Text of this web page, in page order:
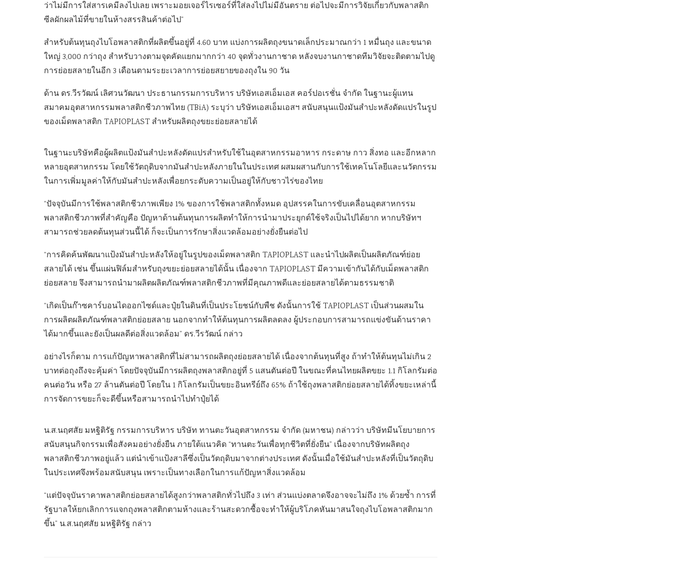
ว่าไม่มีการใส่สารเคมีลงไปเลย เพราะมอยเจอร์ไรเซอร์ที่ใส่ลงไปไม่มีอันตราย ต่อไปจะมีการวิจัยเกี่ยวกับพลาสติก
ซีลผักผลไม้ที่ขายในห้างสรรสินค้าต่อไป”
สำหรับต้นทุนถุงไบโอพลาสติกที่ผลิตขึ้นอยู่ที่ 4.60 บาท แบ่งการผลิตถุงขนาดเล็กประมาณกว่า 1 หมื่นถุง และขนาด
ใหญ่ 3,000 กว่าถุง สำหรับวางตามจุดคัดแยกมากกว่า 40 จุดทั่วงานกาชาด หลังจบงานกาชาดทีมวิจัยจะติดตามไปดู
การย่อยสลายในอีก 3 เดือนตามระยะเวลาการย่อยสยายของถุงใน 90 วัน
ด้าน ดร.วีรวัฒน์ เลิศวนวัฒนา ประธานกรรมการบริหาร บริษัทเอสเอ็มเอส คอร์ปอเรชั่น จำกัด ในฐานะผู้แทน
สมาคมอุตสาหกรรมพลาสติกชีวภาพไทย (TBiA) ระบุว่า บริษัทเอสเอ็มเอสฯ สนับสนุนแป้งมันสำปะหลังดัดแปรในรูป
ของเม็ดพลาสติก TAPIOPLAST สำหรับผลิตถุงขยะย่อยสลายได้
ในฐานะบริษัทคือผู้ผลิตแป้งมันสำปะหลังดัดแปรสำหรับใช้ในอุตสาหกรรมอาหาร กระดาษ กาว สิ่งทอ และอีกหลาก
หลายอุตสาหกรรม โดยใช้วัตถุดิบจากมันสำปะหลังภายในในประเทศ ผสมผสานกับการใช้เทคโนโลยีและนวัตกรรม
ในการเพิ่มมูลค่าให้กับมันสำปะหลังเพื่อยกระดับความเป็นอยู่ให้กับชาวไร่ของไทย
“ปัจจุบันมีการใช้พลาสติกชีวภาพเพียง 1% ของการใช้พลาสติกทั้งหมด อุปสรรคในการขับเคลื่อนอุตสาหกรรม
พลาสติกชีวภาพที่สำคัญคือ ปัญหาด้านต้นทุนการผลิตทำให้การนำมาประยุกต์ใช้จริงเป็นไปได้ยาก หากบริษัทฯ
สามารถช่วยลดต้นทุนส่วนนี้ได้ ก็จะเป็นการรักษาสิ่งแวดล้อมอย่างยั่งยืนต่อไป
“การคิดค้นพัฒนาแป้งมันสำปะหลังให้อยู่ในรูปของเม็ดพลาสติก TAPIOPLAST และนำไปผลิตเป็นผลิตภัณฑ์ย่อย
สลายได้ เช่น ขึ้นแผ่นฟิล์มสำหรับถุงขยะย่อยสลายได้นั้น เนื่องจาก TAPIOPLAST มีความเข้ากันได้กับเม็ดพลาสติก
ย่อยสลาย จึงสามารถนำมาผลิตผลิตภัณฑ์พลาสติกชีวภาพที่มีคุณภาพดีและย่อยสลายได้ตามธรรมชาติ
“เกิดเป็นก๊าซคาร์บอนไดออกไซด์และปุ๋ยในดินที่เป็นประโยชน์กับพืช ดังนั้นการใช้ TAPIOPLAST เป็นส่วนผสมใน
การผลิตผลิตภัณฑ์พลาสติกย่อยสลาย นอกจากทำให้ต้นทุนการผลิตลดลง ผู้ประกอบการสามารถแข่งขันด้านราคา
ได้มากขึ้นและยังเป็นผลดีต่อสิ่งแวดล้อม” ดร.วีรวัฒน์ กล่าว
อย่างไรก็ตาม การแก้ปัญหาพลาสติกที่ไม่สามารถผลิตถุงย่อยสลายได้ เนื่องจากต้นทุนที่สูง ถ้าทำให้ต้นทุนไม่เกิน 2
บาทต่อถุงถึงจะคุ้มค่า โดยปัจจุบันมีการผลิตถุงพลาสติกอยู่ที่ 5 แสนตันต่อปี ในขณะที่คนไทยผลิตขยะ 1.1 กิโลกรัมต่อ
คนต่อวัน หรือ 27 ล้านตันต่อปี โดยใน 1 กิโลกรัมเป็นขยะอินทรีย์ถึง 65% ถ้าใช้ถุงพลาสติกย่อยสลายได้ทิ้งขยะเหล่านี้
การจัดการขยะก็จะดีขึ้นหรือสามารถนำไปทำปุ๋ยได้
น.ส.นฤศสัย มหฐิติรัฐ กรรมการบริหาร บริษัท ทานตะวันอุตสาหกรรม จำกัด (มหาชน) กล่าวว่า บริษัทมีนโยบายการ
สนับสนุนกิจกรรมเพื่อสังคมอย่างยั่งยืน ภายใต้แนวคิด “ทานตะวันเพื่อทุกชีวิตที่ยั่งยืน” เนื่องจากบริษัทผลิตถุง
พลาสติกชีวภาพอยู่แล้ว แต่นำเข้าแป้งสาลีซึ่งเป็นวัตถุดิบมาจากต่างประเทศ ดังนั้นเมื่อใช้มันสำปะหลังที่เป็นวัตถุดิบ
ในประเทศจึงพร้อมสนับสนุน เพราะเป็นทางเลือกในการแก้ปัญหาสิ่งแวดล้อม
“แต่ปัจจุบันราคาพลาสติกย่อยสลายได้สูงกว่าพลาสติกทั่วไปถึง 3 เท่า ส่วนแบ่งตลาดจึงอาจจะไม่ถึง 1% ด้วยซ้ำ การที่
รัฐบาลให้ยกเลิกการแจกถุงพลาสติกตามห้างและร้านสะดวกซื้อจะทำให้ผู้บริโภคหันมาสนใจถุงไบโอพลาสติกมาก
ขึ้น” น.ส.นฤศสัย มหฐิติรัฐ กล่าว